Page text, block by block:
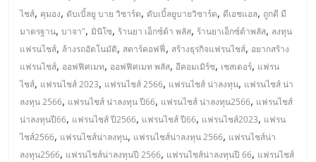
แฟ
รน
ไชส์
ขาย
ไชส์, คุมอง, ดับเบิ้ลยู บาย วิซาร์ด, ดับเบิ้ลยูบายวิซาร์ด, ดีเอชแอล, ถูกดี มี
มาตรฐาน,บาจา",มินิโซ, ร้านยา เอ็กซ์ต้า พลัส, ร้านยาเอ็กซ์ต้าพลัส, ลงทุน
แฟรนไชส์, ล้างรถอัตโนมัติ, สตาร์คอฟฟี่, สร้างธุรกิจแฟรนไชส์, อยากสร้าง
แฟรนไชส์, ออฟฟิศเมท, ออฟฟิศเมท พลัส,อีคอมเมิร์ซ, เชสเตอร์, แฟรน
ไชส์, แฟรนไชส์ 2023, แฟรนไชส์ 2566, แฟรนไชส์ น่าลงทุน, แฟรนไชส์ น่า
ลงทุน 2566, แฟรนไชส์ น่าลงทุน ปี66, แฟรนไชส์ น่าลงทุน2566, แฟรนไชส์
น่าลงทุนปี66, แฟรนไชส์ ปี2566, แฟรนไชส์ ปี66, แฟรนไชส์2023, แฟรน
ไชส์2566, แฟรนไชส์น่าลงทุน, แฟรนไชส์น่าลงทุน 2566, แฟรนไชส์น่า
ลงทุน2566, แฟรนไชส์น่าลงทุนปี 2566, แฟรนไชส์น่าลงทุนปี 66, แฟรนไชส์